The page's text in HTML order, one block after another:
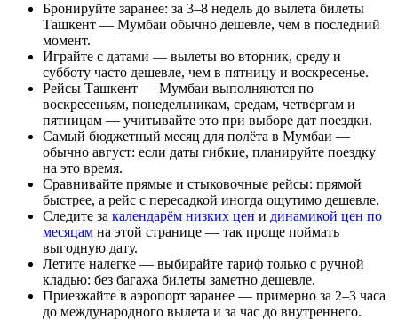
Бронируйте заранее: за 3–8 недель до вылета билеты
Ташкент — Мумбаи обычно дешевле, чем в последний
момент.
Играйте с датами — вылеты во вторник, среду и
субботу часто дешевле, чем в пятницу и воскресенье.
Рейсы Ташкент — Мумбаи выполняются по
воскресеньям, понедельникам, средам, четвергам и
пятницам — учитывайте это при выборе дат поездки.
Самый бюджетный месяц для полёта в Мумбаи —
обычно август: если даты гибкие, планируйте поездку
на это время.
Сравнивайте прямые и стыковочные рейсы: прямой
быстрее, а рейс с пересадкой иногда ощутимо дешевле.
Следите за календарём низких цен и динамикой цен по
месяцам на этой странице — так проще поймать
выгодную дату.
Летите налегке — выбирайте тариф только с ручной
кладью: без багажа билеты заметно дешевле.
Приезжайте в аэропорт заранее — примерно за 2–3 часа
до международного вылета и за час до внутреннего.